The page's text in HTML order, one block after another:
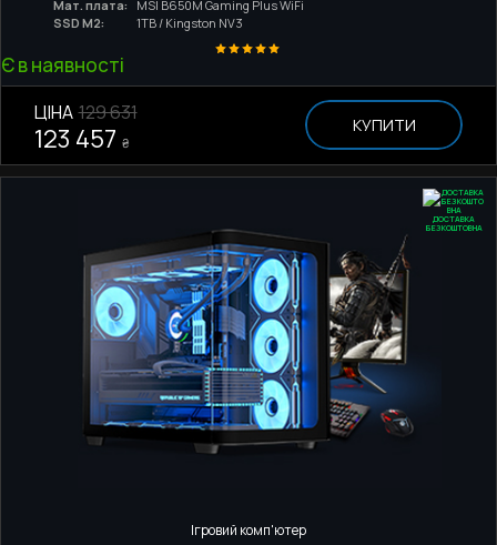
Мат. плата:
MSI B650M Gaming Plus WiFi
SSD M2:
1TB / Kingston NV3
Є в наявності
ЦІНА 129 631
123 457 ₴
КУПИТИ
ДОСТАВКА
БЕЗКОШТОВНА
Ігровий комп'ютер